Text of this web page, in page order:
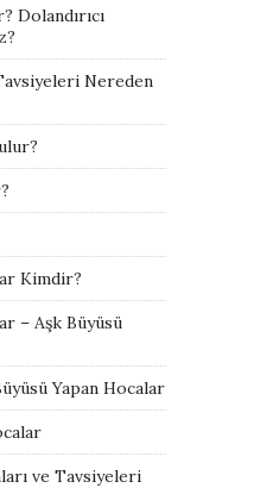
Dolandırıcı
Nereden
Kimdir?
– Aşk Büyüsü
Yapan Hocalar
ve Tavsiyeleri